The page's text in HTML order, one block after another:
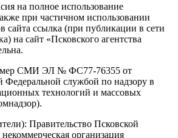
на полное использование
при частичном использовании
сайта ссылка (при публикации в сети
на сайт «Псковского агентства
СМИ ЭЛ № ФС77-76355 от
службой по надзору в
технологий и массовых
Правительство Псковской
организация